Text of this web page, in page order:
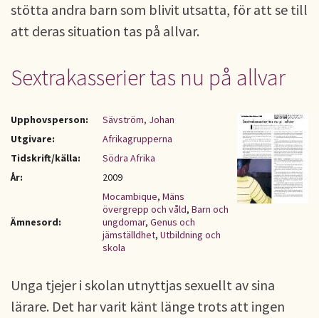
stötta andra barn som blivit utsatta, för att se till
att deras situation tas på allvar.
Sextrakasserier tas nu på allvar
Upphovsperson:
Sävström, Johan
Utgivare:
Afrikagrupperna
Tidskrift/källa:
Södra Afrika
År:
2009
Ämnesord:
Mocambique, Mäns
övergrepp och våld, Barn och
ungdomar, Genus och
jämställdhet, Utbildning och
skola
Unga tjejer i skolan utnyttjas sexuellt av sina
lärare. Det har varit känt länge trots att ingen